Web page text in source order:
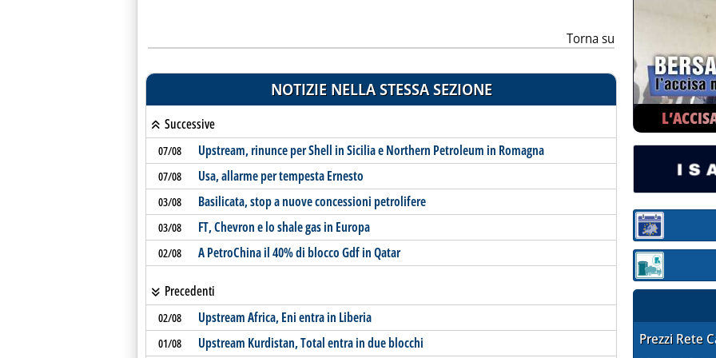
Torna su
NOTIZIE NELLA STESSA SEZIONE
Successive
07/08 Upstream, rinunce per Shell in Sicilia e Northern Petroleum in Romagna
07/08 Usa, allarme per tempesta Ernesto
03/08 Basilicata, stop a nuove concessioni petrolifere
03/08 FT, Chevron e lo shale gas in Europa
02/08 A PetroChina il 40% di blocco Gdf in Qatar
Precedenti
02/08 Upstream Africa, Eni entra in Liberia
01/08 Upstream Kurdistan, Total entra in due blocchi
Sezione:
Sezione:
Prezzi Rete